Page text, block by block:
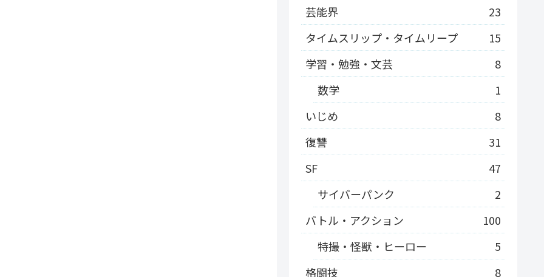
芸能界
23
タイムスリップ・タイムリープ
15
学習・勉強・文芸
8
数学
1
いじめ
8
復讐
31
SF
47
サイバーパンク
2
バトル・アクション
100
特撮・怪獣・ヒーロー
5
格闘技
8